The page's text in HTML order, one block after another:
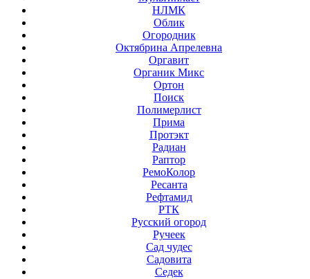
НЛМК
Облик
Огородник
Октябрина Апрелевна
Оргавит
Органик Микс
Ортон
Поиск
Полимерлист
Прима
Протэкт
Радиан
Раптор
РемоКолор
Ресанта
Рефтамид
РТК
Русский огород
Ручеек
Сад чудес
Садовита
Седек